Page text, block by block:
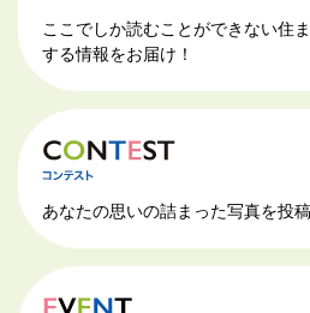
ここでしか読むことができない住
する情報をお届け！
あなたの思いの詰まった写真を投稿